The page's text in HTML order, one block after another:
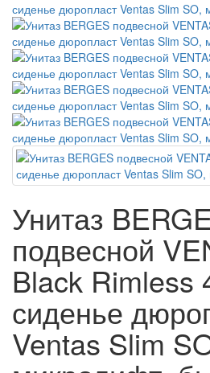
Унитаз
подвесной
Black Rimless
сиденье
Ventas Slim